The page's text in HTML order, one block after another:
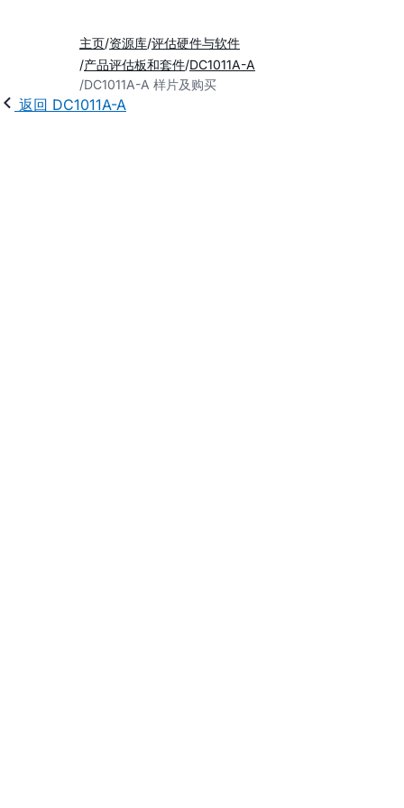
主页 资源库 评估硬件与软件
产品评估板和套件 DC1011A-A
DC1011A-A 样片及购买
返回 DC1011A-A